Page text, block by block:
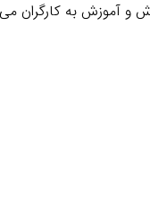
و آموزش به کارگران